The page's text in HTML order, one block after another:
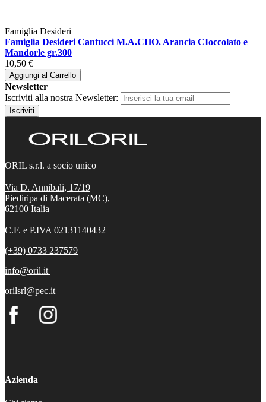
Famiglia Desideri
Famiglia Desideri Cantucci M.A.CHO. Arancia CIoccolato e
Mandorle gr.300
10,50 €
Aggiungi al Carrello
Newsletter
Iscriviti alla nostra Newsletter:
Iscriviti
ORIL s.r.l. a socio unico
Via D. Annibali, 17/19
Piediripa di Macerata (MC),
62100 Italia
C.F. e P.IVA 02131140432
(+39) 0733 237579
info@oril.it
orilsrl@pec.it
Azienda